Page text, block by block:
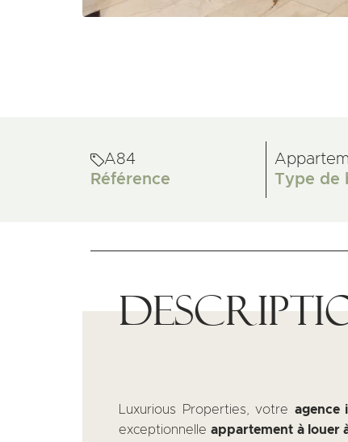
A84
Référence
Type de
Luxurious Properties, votre agence
exceptionnelleappartement à louer